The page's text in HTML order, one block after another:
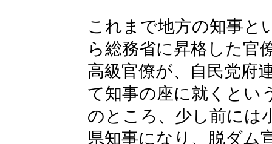
これまで地方の知事と
ら総務省に昇格した官
高級官僚が、自民党府
て知事の座に就くとい
のところ、少し前には
県知事になり、脱ダム